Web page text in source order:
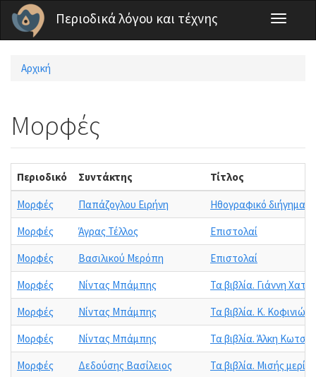
Παράκαμψη προς το κυρίως περιεχόμενο
Περιοδικά λόγου και τέχνης
Toggle
Είστε εδώ
Αρχική
Μορφές
Περιοδικό Συντάκτης Τίτλος
Μορφές Παπάζογλου Ειρήνη
Ηθογραφικό διήγημα.
Μορφές
Άγρας Τέλλος
Επιστολαί
Μορφές
Βασιλικού Μερόπη
Επιστολαί
Μορφές
Νίντας Μπάμπης
Τα βιβλία. Γιάννη
Μορφές
Νίντας Μπάμπης
Τα βιβλία. Κ.
Μορφές
Νίντας Μπάμπης
Τα βιβλία. Άλκη
Μορφές
Δεδούσης Βασίλειος
Τα βιβλία. Μισής